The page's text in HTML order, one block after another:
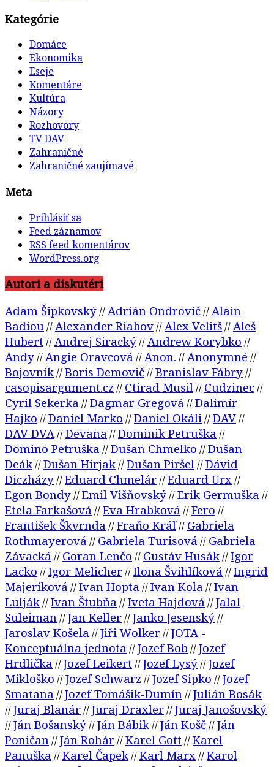
Kategórie
Domáce
Ekonomika
Eseje
Komentáre
Kultúra
Názory
Rozhovory
TV DAV
Zahraničné
Zahraničné zaujímavé
Meta
Prihlásiť sa
Feed záznamov
RSS feed komentárov
WordPress.org
Autori a diskutéri
Adam Šipkovský//Adrián Ondrovič//Alain
Badiou//Alexander Riabov//Alex Velitš//Aleš
Hubert//Andrej Siracký//Andrew Korybko //
Andy//Angie Oravcová //Anon. //Anonymné //
Bojovník//Boris Demovič//Branislav Fábry//
casopisargument.cz // Ctirad Musil// Cudzinec//
Cyril Sekerka //Dagmar Gregová //Dalimír
Hajko //Daniel Marko //Daniel Okáli//DAV//
DAV DVA//Devana //Dominik Petruška //
Domino Petruška //Dušan Chmelko //Dušan
Deák//Dušan Hirjak//Dušan Piršel//Dávid
Diczházy//Eduard Chmelár//Eduard Urx//
Egon Bondy//Emil Višňovský//Erik Germuška //
Etela Farkašová //Eva Hrabková //Fero //
František Škvrnda //Fraňo Kráľ// Gabriela
Rothmayerová // Gabriela Turisová // Gabriela
Závacká // Goran Lenčo // Gustáv Husák//Igor
Lacko //Igor Melicher//Ilona Švihlíková //Ingrid
Majeríková //Ivan Hopta //Ivan Kola //Ivan
Lulják//Ivan Štubňa //Iveta Hajdová //Jalal
Suleiman//Jan Keller//Janko Jesenský//
Jaroslav Košela //Jiři Wolker//JOTA -
Konceptuálna jednota //Jozef Bob //Jozef
Hrdlička //Jozef Leikert//Jozef Lysý//Jozef
Mikloško //Jozef Schwarz //Jozef Sipko //Jozef
Smatana //Jozef Tomášik-Dumín//Julián Bosák
//Juraj Blanár//Juraj Draxler//Juraj Janošovský
//Ján Bošanský//Ján Bábik//Ján Košč//Ján
Poničan//Ján Rohár//Karel Gott//Karel
Panuška //Karel Čapek//Karl Marx//Karol